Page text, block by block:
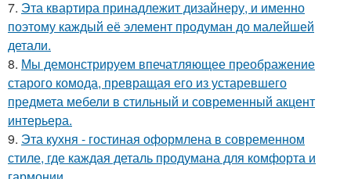
7. Эта квартира принадлежит дизайнеру, и именно
поэтому каждый её элемент продуман до малейшей
детали.
8. Мы демонстрируем впечатляющее преображение
старого комода, превращая его из устаревшего
предмета мебели в стильный и современный акцент
интерьера.
9. Эта кухня - гостиная оформлена в современном
стиле, где каждая деталь продумана для комфорта и